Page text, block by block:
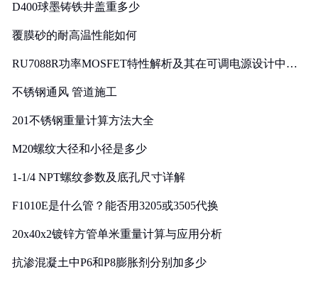
D400球墨铸铁井盖重多少
覆膜砂的耐高温性能如何
RU7088R功率MOSFET特性解析及其在可调电源设计中的
不锈钢通风 管道施工
201不锈钢重量计算方法大全
M20螺纹大径和小径是多少
1-1/4 NPT螺纹参数及底孔尺寸详解
F1010E是什么管？能否用3205或3505代换
20x40x2镀锌方管单米重量计算与应用分析
抗渗混凝土中P6和P8膨胀剂分别加多少